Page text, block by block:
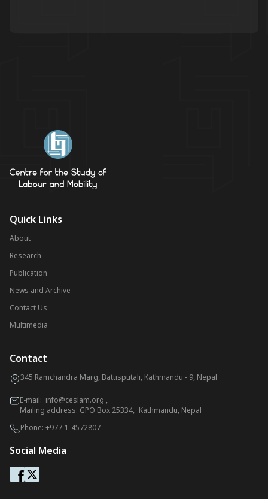
Quick Links
About
Research
Publication
News and Archive
Contact Us
Multimedia
Contact
345 Ramchandra Marg, Battisputali, Kathmandu - 9, Nepal
E-mail: info@ceslam.org ,
Mailing address: GPO Box 25334, Kathmandu, Nepal
Phone: +977-1-4572807
Social Media